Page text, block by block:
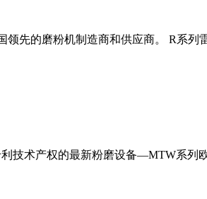
先的磨粉机制造商和供应商。 R系
技术产权的最新粉磨设备—MTW系列